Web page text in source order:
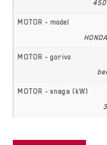
MOTOR - model
MOTOR - gorivo
MOTOR - snaga (kW)